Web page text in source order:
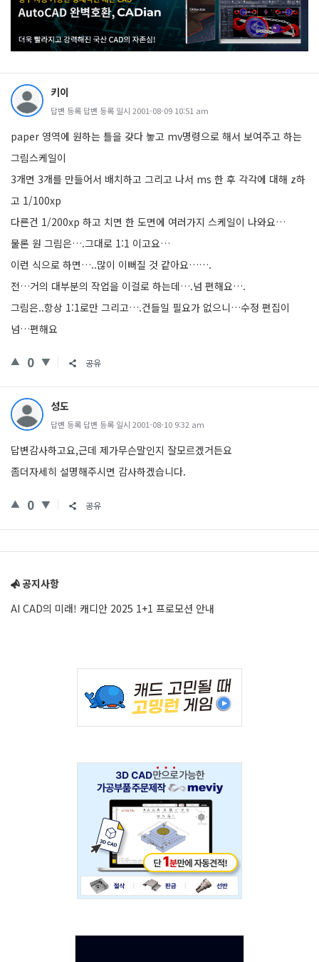
키이
답변 등록 답변 등록 일시 2001-08-09 10:51 am
paper 영역에 원하는 틀을 갖다 놓고 mv명령으로 해서 보여주고 하는
그림스케일이
3개면 3개를 만들어서 배치하고 그리고 나서 ms 한 후 각각에 대해 z하
고 1/100xp
다른건 1/200xp 하고 치면 한 도면에 여러가지 스케일이 나와요…
물론 원 그림은….그대로 1:1 이고요…
이런 식으로 하면…..많이 이뻐질 것 같아요…….
전…거의 대부분의 작업을 이걸로 하는데….넘 편해요….
그림은..항상 1:1로만 그리고….건들일 필요가 없으니…수정 편집이
넘…편해요
0 공유
성도
답변 등록 답변 등록 일시 2001-08-10 9:32 am
답변감사하고요,근데 제가무슨말인지 잘모르겠거든요
좀더자세히 설명해주시면 감사하겠습니다.
0 공유
공지사항
AI CAD의 미래! 캐디안 2025 1+1 프로모션 안내